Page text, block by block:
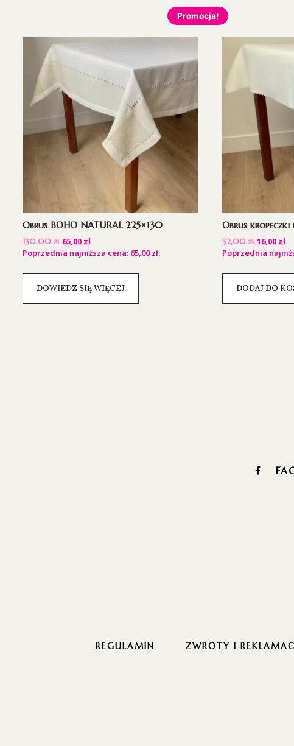
Promocja!
Obrus BOHO NATURAL 225×130
130,00zł 65,00 zł
Poprzednia najniższa cena: 65,00zł.
DOWIEDZ SIĘ WIĘCEJ
Obrus
32,00zł 16,00 zł
Poprzednia
DODAJ DO
REGULAMIN ZWROTY I